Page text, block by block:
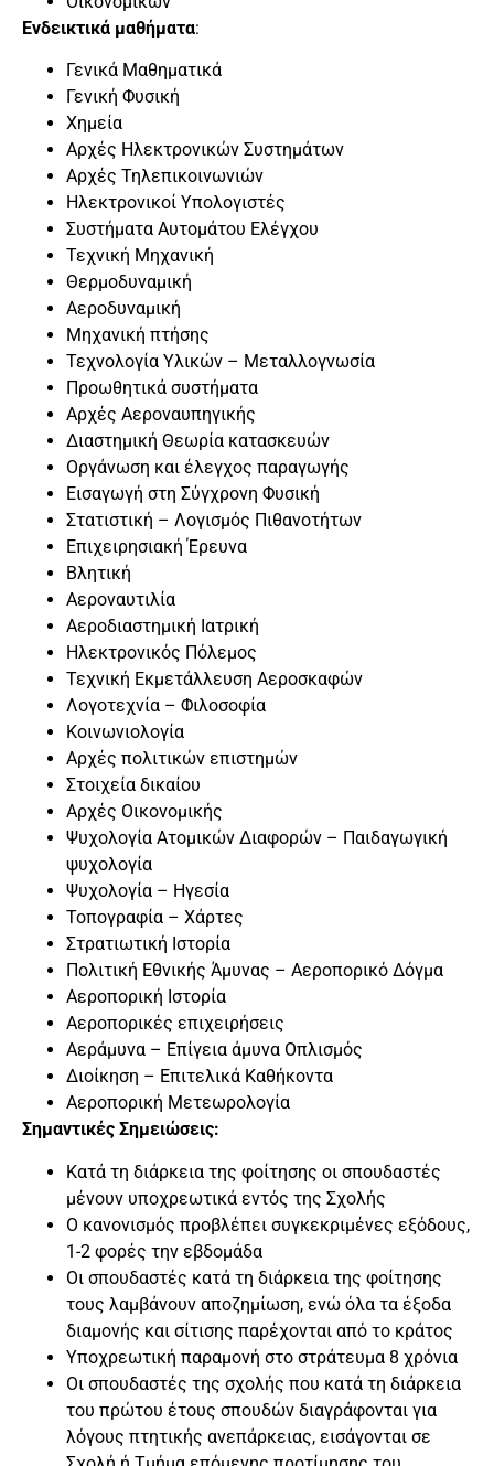
Ενδεικτικά μαθήματα:
Γενικά Μαθηματικά
Γενική Φυσική
Χημεία
Αρχές Ηλεκτρονικών Συστημάτων
Αρχές Τηλεπικοινωνιών
Ηλεκτρονικοί Υπολογιστές
Συστήματα Αυτομάτου Ελέγχου
Τεχνική Μηχανική
Θερμοδυναμική
Αεροδυναμική
Μηχανική πτήσης
Τεχνολογία Υλικών – Μεταλλογνωσία
Προωθητικά συστήματα
Αρχές Αεροναυπηγικής
Διαστημική Θεωρία κατασκευών
Οργάνωση και έλεγχος παραγωγής
Εισαγωγή στη Σύγχρονη Φυσική
Στατιστική – Λογισμός Πιθανοτήτων
Επιχειρησιακή Έρευνα
Βλητική
Αεροναυτιλία
Αεροδιαστημική Ιατρική
Ηλεκτρονικός Πόλεμος
Τεχνική Εκμετάλλευση Αεροσκαφών
Λογοτεχνία – Φιλοσοφία
Κοινωνιολογία
Αρχές πολιτικών επιστημών
Στοιχεία δικαίου
Αρχές Οικονομικής
Ψυχολογία Ατομικών Διαφορών – Παιδαγωγική
ψυχολογία
Ψυχολογία – Ηγεσία
Τοπογραφία – Χάρτες
Στρατιωτική Ιστορία
Πολιτική Εθνικής Άμυνας – Αεροπορικό Δόγμα
Αεροπορική Ιστορία
Αεροπορικές επιχειρήσεις
Αεράμυνα – Επίγεια άμυνα Οπλισμός
Διοίκηση – Επιτελικά Καθήκοντα
Αεροπορική Μετεωρολογία
Σημαντικές Σημειώσεις:
Κατά τη διάρκεια της φοίτησης οι σπουδαστές
μένουν υποχρεωτικά εντός της Σχολής
Ο κανονισμός προβλέπει συγκεκριμένες εξόδους,
1-2 φορές την εβδομάδα
Οι σπουδαστές κατά τη διάρκεια της φοίτησης
τους λαμβάνουν αποζημίωση, ενώ όλα τα έξοδα
διαμονής και σίτισης παρέχονται από το κράτος
Υποχρεωτική παραμονή στο στράτευμα 8 χρόνια
Οι σπουδαστές της σχολής που κατά τη διάρκεια
του πρώτου έτους σπουδών διαγράφονται για
λόγους πτητικής ανεπάρκειας, εισάγονται σε